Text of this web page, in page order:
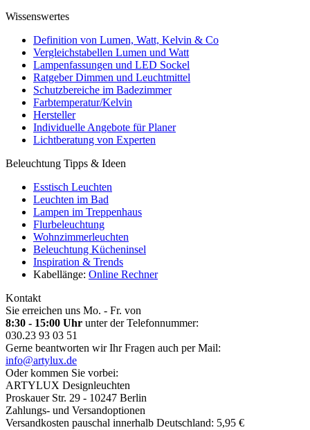
Wissenswertes
Definition von Lumen, Watt, Kelvin & Co
Vergleichstabellen Lumen und Watt
Lampenfassungen und LED Sockel
Ratgeber Dimmen und Leuchtmittel
Schutzbereiche im Badezimmer
Farbtemperatur/Kelvin
Hersteller
Individuelle Angebote für Planer
Lichtberatung von Experten
Beleuchtung Tipps & Ideen
Esstisch Leuchten
Leuchten im Bad
Lampen im Treppenhaus
Flurbeleuchtung
Wohnzimmerleuchten
Beleuchtung Kücheninsel
Inspiration & Trends
Kabellänge: Online Rechner
Kontakt
Sie erreichen uns Mo. - Fr. von
8:30 - 15:00 Uhr unter der Telefonnummer:
030.23 93 03 51
Gerne beantworten wir Ihr Fragen auch per Mail:
info@artylux.de
Oder kommen Sie vorbei:
ARTYLUX Designleuchten
Proskauer Str. 29 - 10247 Berlin
Zahlungs- und Versandoptionen
Versandkosten pauschal innerhalb Deutschland: 5,95 €